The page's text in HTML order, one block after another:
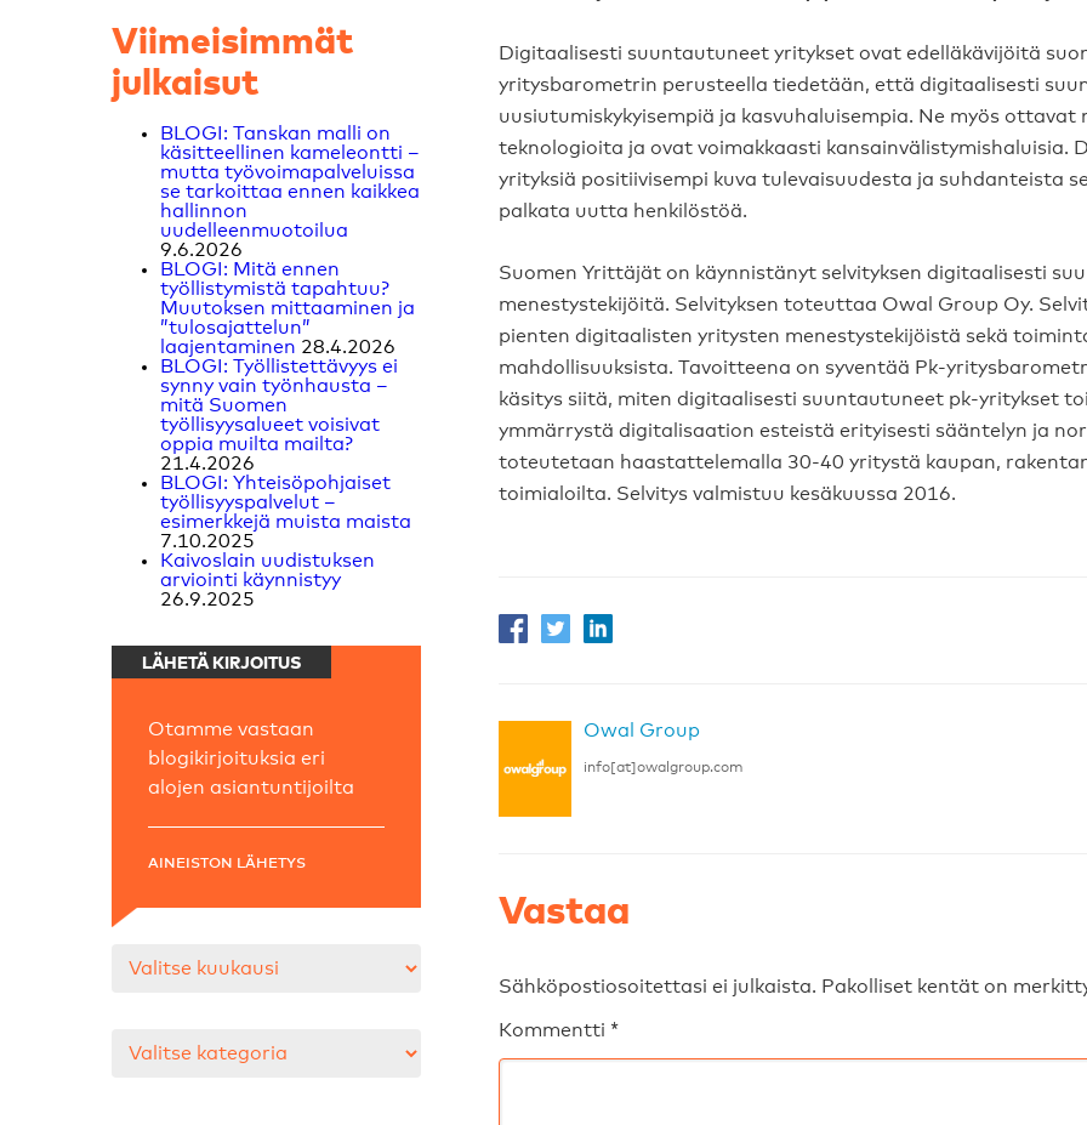
Digitaalisesti suuntautuneet yritykset ovat edelläkävijöitä
yritysbarometrin perusteella tiedetään, että digitaalisesti
uusiutumiskykyisempiä ja kasvuhaluisempia. Ne myös
teknologioita ja ovat voimakkaasti kansainvälistymishaluisia.
yrityksiä positiivisempi kuva tulevaisuudesta ja suhdanteista
palkata uutta henkilöstöä.
Suomen Yrittäjät on käynnistänyt selvityksen digitaalisesti
menestystekijöitä. Selvityksen toteuttaa Owal Group Oy.
pienten digitaalisten yritysten menestystekijöistä sekä
mahdollisuuksista. Tavoitteena on syventää Pk-
käsitys siitä, miten digitaalisesti suuntautuneet pk-yritykset
ymmärrystä digitalisaation esteistä erityisesti sääntelyn ja
toteutetaan haastattelemalla 30-40 yritystä kaupan,
toimialoilta. Selvitys valmistuu kesäkuussa 2016.
Owal Group
info[at]owalgroup.com
Vastaa
Sähköpostiosoitettasi ei julkaista. Pakolliset kentät on
Kommentti *
Viimeisimmät
julkaisut
BLOGI: Tanskan malli on
käsitteellinen kameleontti –
mutta työvoimapalveluissa
se tarkoittaa ennen kaikkea
hallinnon
uudelleenmuotoilua
9.6.2026
BLOGI: Mitä ennen
työllistymistä tapahtuu?
Muutoksen mittaaminen ja
”tulosajattelun”
laajentaminen 28.4.2026
BLOGI: Työllistettävyys ei
synny vain työnhausta –
mitä Suomen
työllisyysalueet voisivat
oppia muilta mailta?
21.4.2026
BLOGI: Yhteisöpohjaiset
työllisyyspalvelut –
esimerkkejä muista maista
7.10.2025
Kaivoslain uudistuksen
arviointi käynnistyy
26.9.2025
LÄHETÄ KIRJOITUS
Otamme vastaan
blogikirjoituksia eri
alojen asiantuntijoilta
AINEISTON LÄHETYS